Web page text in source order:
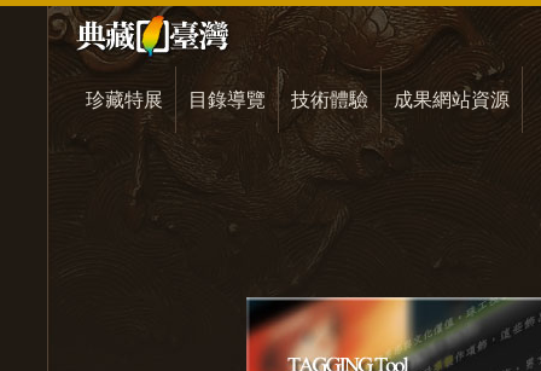
珍藏特展 目錄導覽 技術體驗 成果網站資源